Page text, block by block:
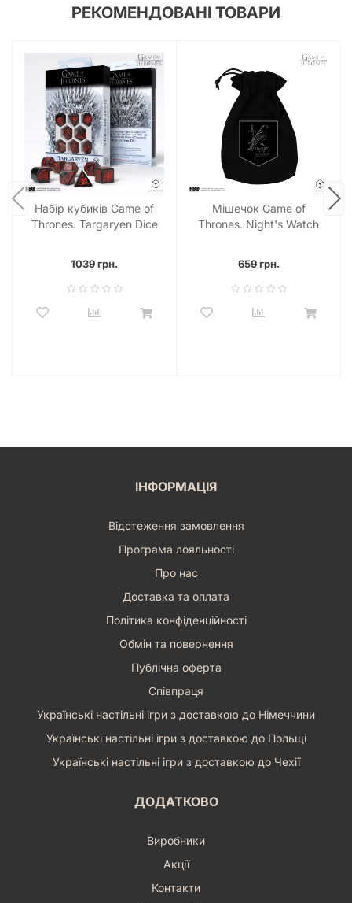
РЕКОМЕНДОВАНІ ТОВАРИ
Набір кубиків Game of
Thrones. Targaryen Dice
1039 грн.
Мішечок Game of
Thrones. Night's Watch
659 грн.
ІНФОРМАЦІЯ
Відстеження замовлення
Програма лояльності
Про нас
Доставка та оплата
Політика конфіденційності
Обмін та повернення
Публічна оферта
Співпраця
Українські настільні ігри з доставкою до Німеччини
Українські настільні ігри з доставкою до Польщі
Українські настільні ігри з доставкою до Чехії
ДОДАТКОВО
Виробники
Акції
Контакти